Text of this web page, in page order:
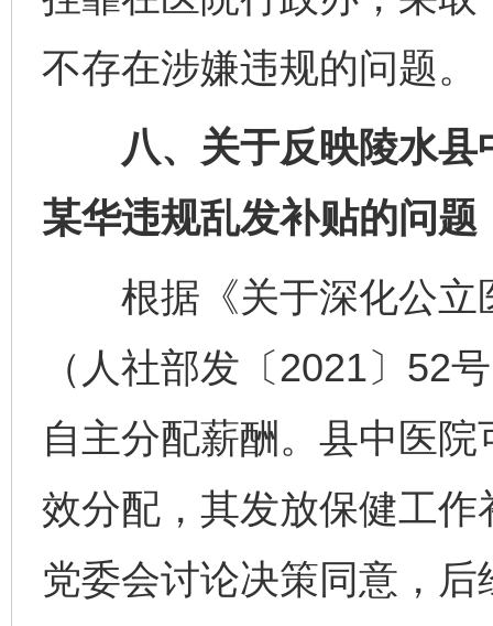
不存在涉嫌违规的问题。
八、关于反映陵水县
某华违规乱发补贴的问题
根据《关于深化公立
（人社部发〔2021〕52
自主分配薪酬。县中医
效分配，其发放保健工
党委会讨论决策同意，